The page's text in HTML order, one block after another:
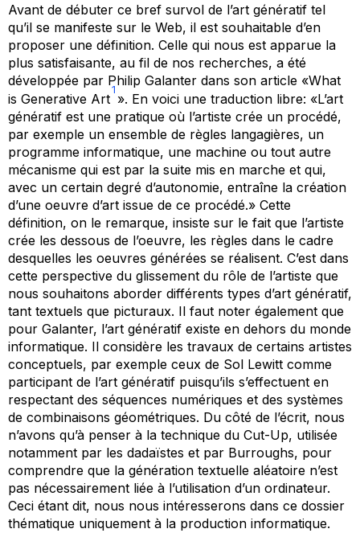
Avant de débuter ce bref survol de l’art génératif tel
qu’il se manifeste sur le Web, il est souhaitable d’en
proposer une définition. Celle qui nous est apparue la
plus satisfaisante, au fil de nos recherches, a été
développée par Philip Galanter dans son article «What
is Generative Art
1
». En voici une traduction libre: «L’art
génératif est une pratique où l’artiste crée un procédé,
par exemple un ensemble de règles langagières, un
programme informatique, une machine ou tout autre
mécanisme qui est par la suite mis en marche et qui,
avec un certain degré d’autonomie, entraîne la création
d’une oeuvre d’art issue de ce procédé.» Cette
définition, on le remarque, insiste sur le fait que l’artiste
crée les dessous de l’oeuvre, les règles dans le cadre
desquelles les oeuvres générées se réalisent. C’est dans
cette perspective du glissement du rôle de l’artiste que
nous souhaitons aborder différents types d’art génératif,
tant textuels que picturaux. Il faut noter également que
pour Galanter, l’art génératif existe en dehors du monde
informatique. Il considère les travaux de certains artistes
conceptuels, par exemple ceux de Sol Lewitt comme
participant de l’art génératif puisqu’ils s’effectuent en
respectant des séquences numériques et des systèmes
de combinaisons géométriques. Du côté de l’écrit, nous
n’avons qu’à penser à la technique du Cut-Up, utilisée
notamment par les dadaïstes et par Burroughs, pour
comprendre que la génération textuelle aléatoire n’est
pas nécessairement liée à l’utilisation d’un ordinateur.
Ceci étant dit, nous nous intéresserons dans ce dossier
thématique uniquement à la production informatique.